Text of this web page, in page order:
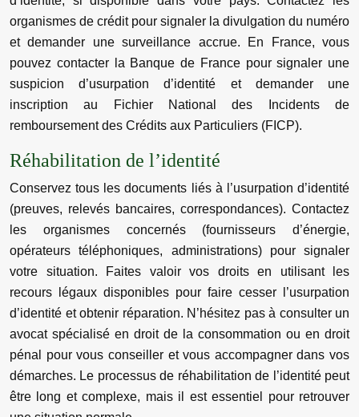
organismes de crédit pour signaler la divulgation du numéro
et demander une surveillance accrue. En France, vous
pouvez contacter la Banque de France pour signaler une
suspicion d’usurpation d’identité et demander une
inscription au Fichier National des Incidents de
remboursement des Crédits aux Particuliers (FICP).
Réhabilitation de l’identité
Conservez tous les documents liés à l’usurpation d’identité
(preuves, relevés bancaires, correspondances). Contactez
les organismes concernés (fournisseurs d’énergie,
opérateurs téléphoniques, administrations) pour signaler
votre situation. Faites valoir vos droits en utilisant les
recours légaux disponibles pour faire cesser l’usurpation
d’identité et obtenir réparation. N’hésitez pas à consulter un
avocat spécialisé en droit de la consommation ou en droit
pénal pour vous conseiller et vous accompagner dans vos
démarches. Le processus de réhabilitation de l’identité peut
être long et complexe, mais il est essentiel pour retrouver